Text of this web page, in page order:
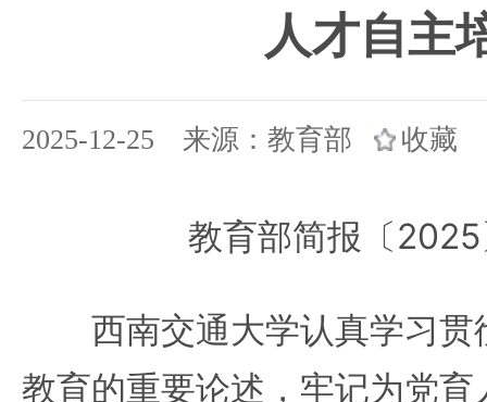
人才自主
2025-12-25 来源：教育部 收藏
教育部简报〔
西南交通大学认真学习贯
教育的重要论述，牢记为党